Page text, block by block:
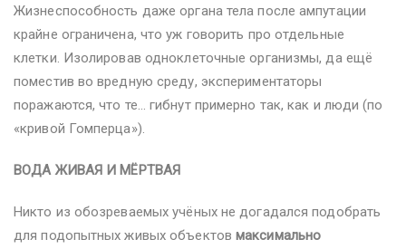
Жизнеспособность даже органа тела после ампутации
крайне ограничена, что уж говорить про отдельные
клетки. Изолировав одноклеточные организмы, да ещё
поместив во вредную среду, экспериментаторы
поражаются, что те… гибнут примерно так, как и люди (по
«кривой Гомперца»).
ВОДА ЖИВАЯ И МЁРТВАЯ
Никто из обозреваемых учёных не догадался подобрать
для подопытных живых объектовмаксимально